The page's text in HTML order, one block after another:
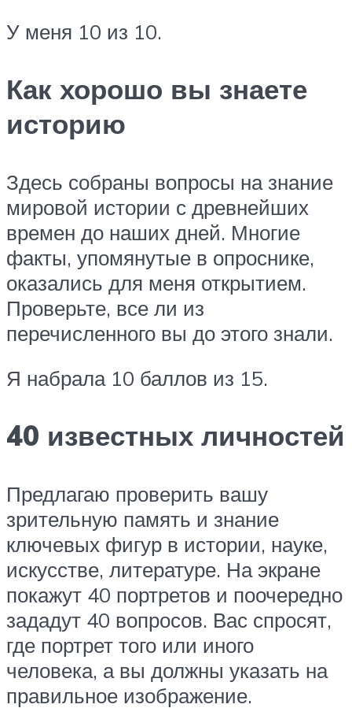
У меня 10 из 10.
Как хорошо вы знаете
историю
Здесь собраны вопросы на знание
мировой истории с древнейших
времен до наших дней. Многие
факты, упомянутые в опроснике,
оказались для меня открытием.
Проверьте, все ли из
перечисленного вы до этого знали.
Я набрала 10 баллов из 15.
40 известных личностей
Предлагаю проверить вашу
зрительную память и знание
ключевых фигур в истории, науке,
искусстве, литературе. На экране
покажут 40 портретов и поочередно
зададут 40 вопросов. Вас спросят,
где портрет того или иного
человека, а вы должны указать на
правильное изображение.